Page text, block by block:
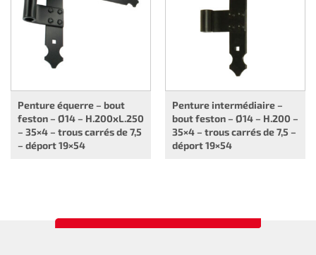
Penture équerre – bout
feston – Ø14 – H.200xL.250
– 35×4 – trous carrés de 7,5
– déport 19×54
Penture intermédiaire –
bout feston – Ø14 – H.200 –
35×4 – trous carrés de 7,5 –
déport 19×54